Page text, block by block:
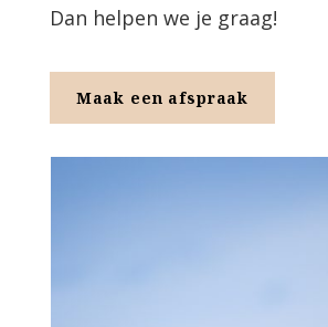
Dan helpen we je graag!
Maak een afspraak